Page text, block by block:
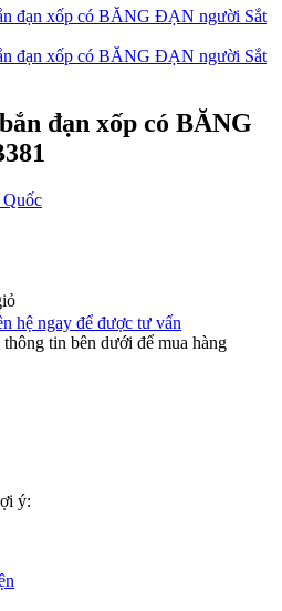
đạn xốp có BĂNG
hệ ngay để được tư vấn
tin bên dưới để mua hàng
ý: